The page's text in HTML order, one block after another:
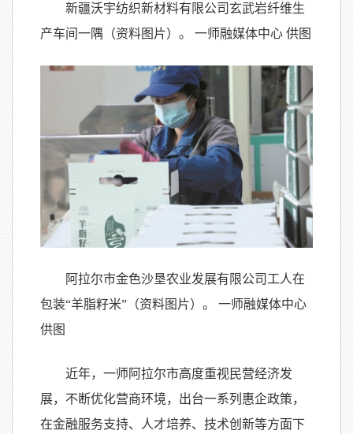
新疆沃宇纺织新材料有限公司玄武岩纤维生
产车间一隅（资料图片）。 一师融媒体中心 供图
阿拉尔市金色沙垦农业发展有限公司工人在
包装“羊脂籽米”（资料图片）。 一师融媒体中心
供图
近年，一师阿拉尔市高度重视民营经济发
展，不断优化营商环境，出台一系列惠企政策，
在金融服务支持、人才培养、技术创新等方面下